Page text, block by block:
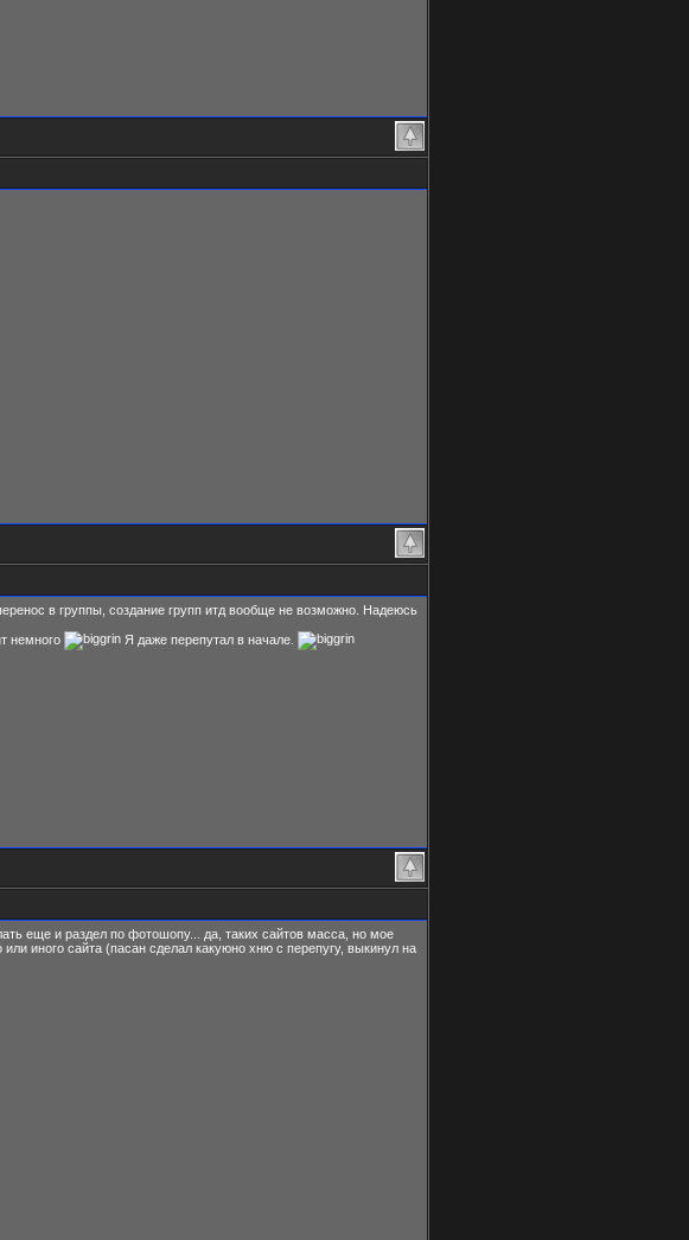
в группы, создание групп итд вообще не возможно. Надеюсь
немного
Я даже перепутал в начале.
еще и раздел по фотошопу... да, таких сайтов масса, но мое
иного сайта (пасан сделал какуюно хню с перепугу, выкинул на